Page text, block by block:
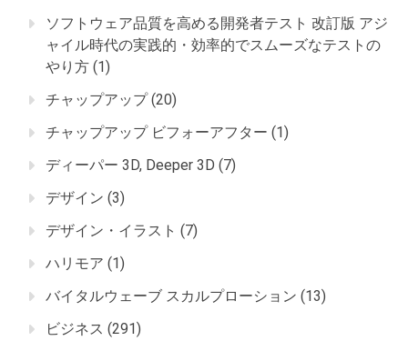
ソフトウェア品質を高める開発者テスト 改訂版 アジ
ャイル時代の実践的・効率的でスムーズなテストの
やり方 (1)
チャップアップ(20)
チャップアップ ビフォーアフター (1)
ディーパー 3D, Deeper 3D (7)
デザイン (3)
デザイン・イラスト (7)
ハリモア (1)
バイタルウェーブ スカルプローション (13)
ビジネス (291)